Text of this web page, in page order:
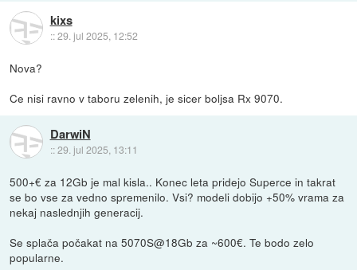
kixs
::29. jul 2025, 12:52
Nova?
Ce nisi ravno v taboru zelenih, je sicer boljsa Rx 9070.
DarwiN
::29. jul 2025, 13:11
500+€ za 12Gb je mal kisla.. Konec leta pridejo Superce in takrat
se bo vse za vedno spremenilo. Vsi? modeli dobijo +50% vrama za
nekaj naslednjih generacij.
Se splača počakat na 5070S@18Gb za ~600€. Te bodo zelo
popularne.